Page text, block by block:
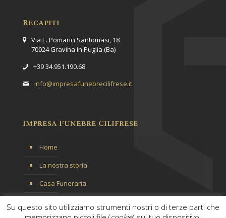
Recapiti
Via E. Pomarici Santomasi, 18
70024 Gravina in Puglia (Ba)
+39 34.951.190.68
info@impresafunebrecilifrese.it
Impresa Funebre Cilifrese
Home
La nostra storia
Casa Funeraria
Su questo sito utilizziamo strumenti nostri o di terze parti che